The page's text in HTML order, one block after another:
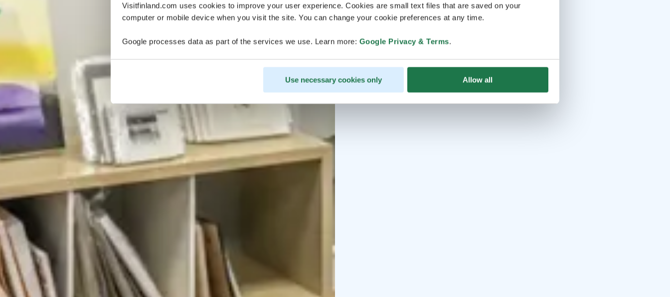
Visitfinland.com uses cookies to improve your user experience. Cookies are small text files that are saved on your
computer or mobile device when you visit the site. You can change your cookie preferences at any time.
Google processes data as part of the services we use. Learn more: Google Privacy & Terms.
Use necessary cookies only Allow all